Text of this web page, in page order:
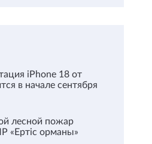
iPhone 18 от
в начале сентября
лесной пожар
«Ертіс орманы»